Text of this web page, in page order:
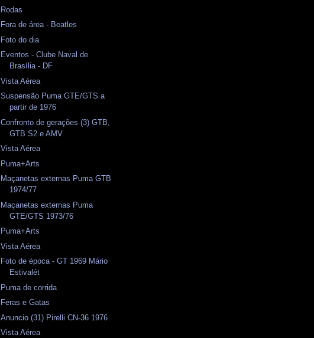
Rodas
Fora de área - Beatles
Foto do dia
Eventos - Clube Naval de
Brasília - DF
Vista Aérea
Suspensão Puma GTE/GTS a
partir de 1976
Confronto de gerações (3) GTB,
GTB S2 e AMV
Vista Aérea
Puma+Arts
Maçanetas externas Puma GTB
1974/77
Maçanetas externas Puma
GTE/GTS 1973/76
Puma+Arts
Vista Aérea
Foto de época - GT 1969 Mário
Estivalét
Puma de corrida
Feras e Gatas
Anuncio (31) Pirelli CN-36 1976
Vista Aérea